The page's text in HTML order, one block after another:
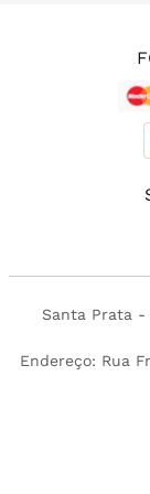
Santa Prata -
Endereço: Rua